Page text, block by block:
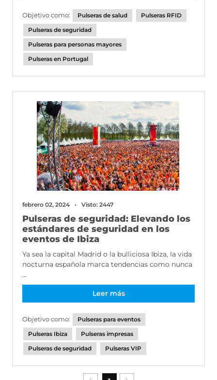
Objetivo como: Pulseras de salud
Pulseras RFID
Pulseras de seguridad
Pulseras para personas mayores
Pulseras en Portugal
febrero 02, 2024 Visto: 2447
Pulseras de seguridad: Elevando los
estándares de seguridad en los
eventos de Ibiza
Ya sea la capital Madrid o la bulliciosa Ibiza, la vida
nocturna española marca tendencias como nunca
...
Leer más
Objetivo como:
Pulseras para eventos
Pulseras Ibiza
Pulseras impresas
Pulseras de seguridad
Pulseras VIP